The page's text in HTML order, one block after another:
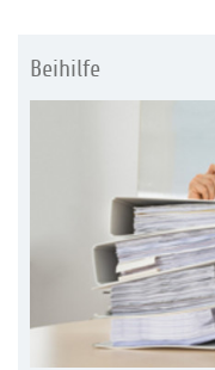
Beihilfe